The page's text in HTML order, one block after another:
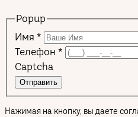
Popup
Имя *
Телефон *
Captcha
Отправить
Нажимая на кнопку, вы даете